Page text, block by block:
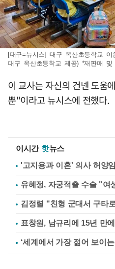
[대구=뉴시스] 대구 옥산초등학교
대구 옥산초등학교 제공) *재판매 및
이 교사는 자신의 건넨 도움
뿐"이라고 뉴시스에 전했다.
이시간 핫뉴스
'고지용과 이혼' 의사 허양
유혜정, 자궁적출 수술 "
김정렬 "친형 군대서 구타
표창원, 남규리에 15년 만